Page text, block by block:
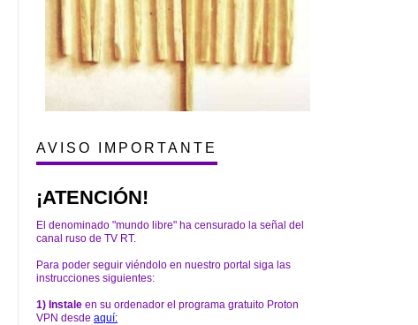
AVISO IMPORTANTE
¡ATENCIÓN!
El denominado "mundo libre" ha censurado la señal del
canal ruso de TV RT.
Para poder seguir viéndolo en nuestro portal siga las
instrucciones siguientes:
1) Instale en su ordenador el programa gratuito Proton
VPN desde aquí: